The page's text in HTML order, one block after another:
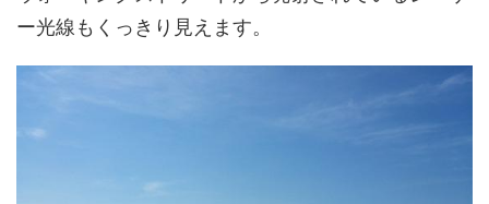
ー光線もくっきり見えます。